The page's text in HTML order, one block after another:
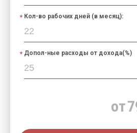
Кол-во рабочих дней (в месяц):
Допол-ные расходы от дохода(%)
от